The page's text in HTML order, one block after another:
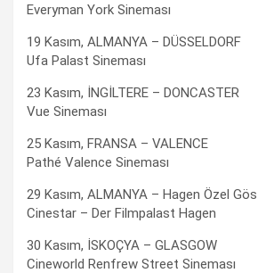
Everyman York Sineması
19 Kasım, ALMANYA – DÜSSELDORF
Ufa Palast Sineması
23 Kasım, İNGİLTERE – DONCASTER
Vue Sineması
25 Kasım, FRANSA – VALENCE
Pathé Valence Sineması
29 Kasım, ALMANYA – Hagen Özel
Cinestar – Der Filmpalast Hagen
30 Kasım, İSKOÇYA – GLASGOW
Cineworld Renfrew Street Sineması